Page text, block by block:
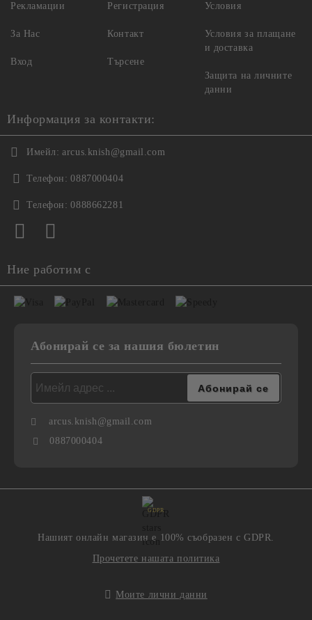
Рекламации
За Нас
Вход
Регистрация
Контакт
Търсене
Условия
Условия за плащане
и доставка
Защита на личните
данни
Информация за контакти:
Имейл: arcus.knish@gmail.com
Телефон: 0887000404
Телефон: 0888662281
Ние работим с
Абонирай се за нашия бюлетин
arcus.knish@gmail.com
0887000404
GDPR
Нашият онлайн магазин е 100% съобразен с GDPR.
Прочетете нашата политика
Моите лични данни